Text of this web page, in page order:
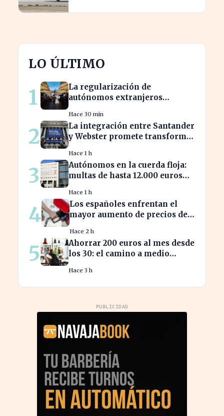
LO ÚLTIMO
1
La regularización de
autónomos extranjeros
empleo turístico
Hace 30 min
2
La integración entre Santander
y Webster promete transformar
Hace 1 h
3
Autónomos en la cuerda floja:
multas de hasta 12.000 euros
Hace 1 h
4
Los españoles enfrentan el
mayor aumento de precios de
durante el verano
Hace 2 h
5
Ahorrar 200 euros al mes desde
los 30: el camino a medio
Hace 3 h
PUBLICIDAD